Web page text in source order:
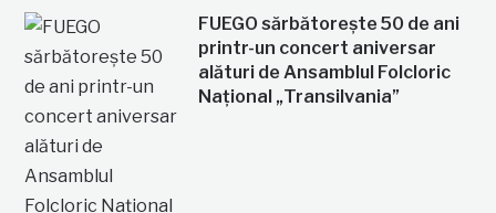
FUEGO sărbătorește 50 de ani
printr-un concert aniversar
alături de Ansamblul Folcloric
Național „Transilvania”